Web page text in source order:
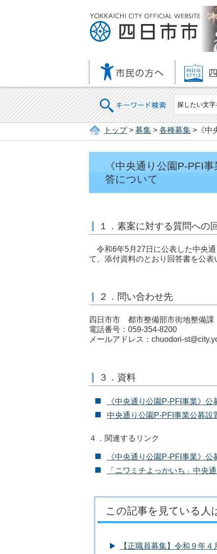
キーワード検索
トップ> 募集 > 各種募集 >《中
《中央通り公園P-PFI
答について
１．素案に対する質問への
令和6年5月27日に公表した中央
て、添付資料のとおり回答書を公表
２．問い合わせ先
四日市市 都市整備部市街地整備
電話番号：059-354-8200
メールアドレス：chuodori-
３．資料
《中央通り公園P-PFI事業》
中央通り公園P-PFI事業公募設
４．関連するリンク
《中央通り公園P-PFI事業》
「ニワミチよっかいち」中央
この記事を見ている人
【正職員募集】令和９年